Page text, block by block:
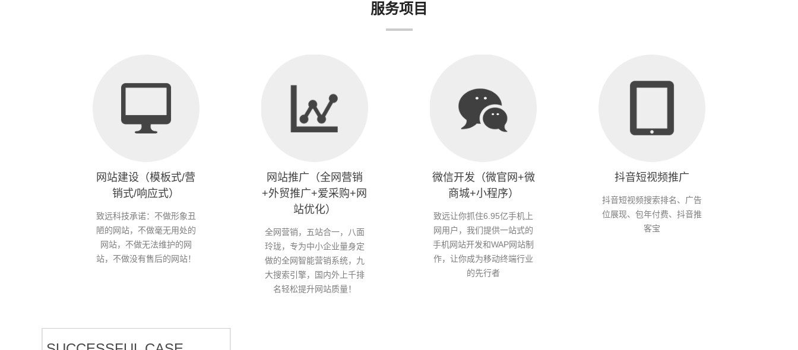
服务项目
网站建设（模板式/营
销式/响应式）
致远科技承诺：不做形象丑
陋的网站，不做毫无用处的
网站，不做无法维护的网
站，不做没有售后的网站！
网站推广（全网营销
+外贸推广+爱采购+网
站优化）
全网营销，五站合一，八面
玲珑，专为中小企业量身定
做的全网智能营销系统，九
大搜索引擎，国内外上千排
名轻松提升网站质量！
微信开发（微官网+微
商城+小程序）
致远让你抓住6.95亿手机上
网用户，我们提供一站式的
手机网站开发和WAP网站制
作，让你成为移动终端行业
的先行者
抖音短视频推广
抖音短视频搜索排名、广告
位展现、包年付费、抖音推
客宝